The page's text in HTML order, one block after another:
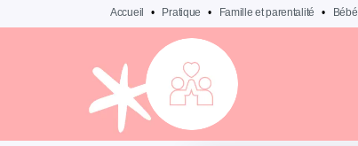
Accueil • Pratique • Famille et parentalité • Bébé